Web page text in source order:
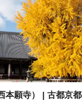
本願寺） | 古都京